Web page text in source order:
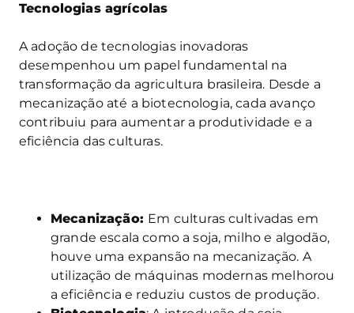
Tecnologias agrícolas
A adoção de tecnologias inovadoras
desempenhou um papel fundamental na
transformação da agricultura brasileira. Desde a
mecanização até a biotecnologia, cada avanço
contribuiu para aumentar a produtividade e a
eficiência das culturas.
Mecanização: Em culturas cultivadas em
grande escala como a soja, milho e algodão,
houve uma expansão na mecanização. A
utilização de máquinas modernas melhorou
a eficiência e reduziu custos de produção.